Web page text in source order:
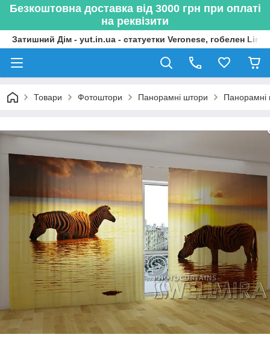
Безкоштовна доставка від 3000 грн при оплаті
на реквізити
Затишний Дім - yut.in.ua - статуетки Veronese, гобелен
Товари Фотоштори Панорамні штори